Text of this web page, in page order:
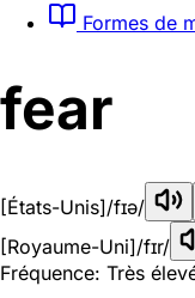
Formes de
fear
[États-Unis]/fɪə/
[Royaume-Uni]/fɪr/
Fréquence: Très